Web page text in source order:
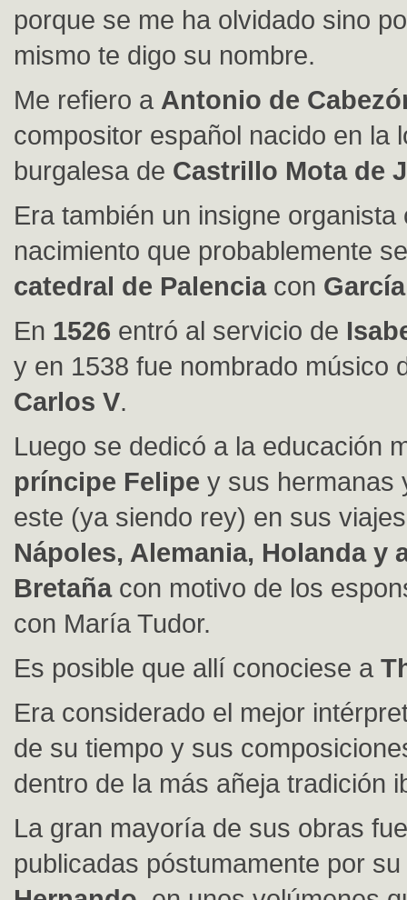
porque se me ha olvidado sino
mismo te digo su nombre.
Me refiero a Antonio de
compositor español nacido en la
burgalesa de Castrillo Mota de
Era también un insigne organista
nacimiento que probablemente
catedral de Palenciacon
En 1526 entró al servicio de
y en 1538 fue nombrado músico
Carlos V.
Luego se dedicó a la educación
príncipe Felipe y sus hermanas
este (ya siendo rey) en sus
Nápoles, Alemania, Holanda y
Bretañacon motivo de los
con María Tudor.
Es posible que allí conociese a
Era considerado el mejor
de su tiempo y sus
dentro de la más añeja tradición
La gran mayoría de sus obras
publicadas póstumamente por su